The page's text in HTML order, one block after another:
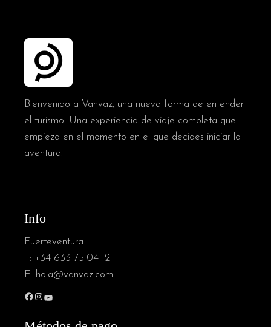
Bienvenido a Vanvaz, una nueva forma de entender
el turismo. Una experiencia de viaje completa que
empieza en el momento en el que decides iniciar la
aventura.
Info
Fuerteventura
T: +34 633 75 04 12
E: hola@vanvaz.com